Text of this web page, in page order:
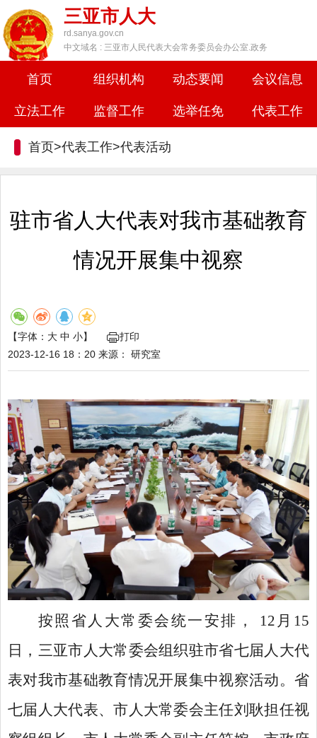
三亚市人大
rd.sanya.gov.cn
中文域名 : 三亚市人民代表大会常务委员会办公室.政务
首页 组织机构 动态要闻 会议信息
立法工作 监督工作 选举任免 代表工作
首页>代表工作>代表活动
驻市省人大代表对我市基础教育
情况开展集中视察
【字体： 大 中 小】
打印
2023-12-16 18：20 来源： 研究室
按照省人大常委会统一安排， 12月15
日，三亚市人大常委会组织驻市省七届人大代
表对我市基础教育情况开展集中视察活动。省
七届人大代表、市人大常委会主任刘耿担任视